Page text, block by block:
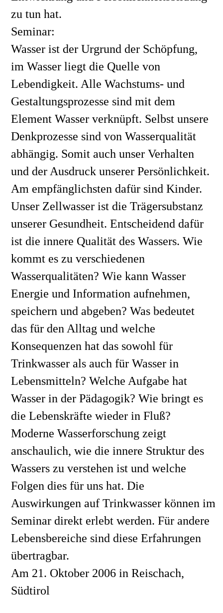
zu tun hat.
Seminar:
Wasser ist der Urgrund der Schöpfung,
im Wasser liegt die Quelle von
Lebendigkeit. Alle Wachstums- und
Gestaltungsprozesse sind mit dem
Element Wasser verknüpft. Selbst unsere
Denkprozesse sind von Wasserqualität
abhängig. Somit auch unser Verhalten
und der Ausdruck unserer Persönlichkeit.
Am empfänglichsten dafür sind Kinder.
Unser Zellwasser ist die Trägersubstanz
unserer Gesundheit. Entscheidend dafür
ist die innere Qualität des Wassers. Wie
kommt es zu verschiedenen
Wasserqualitäten? Wie kann Wasser
Energie und Information aufnehmen,
speichern und abgeben? Was bedeutet
das für den Alltag und welche
Konsequenzen hat das sowohl für
Trinkwasser als auch für Wasser in
Lebensmitteln? Welche Aufgabe hat
Wasser in der Pädagogik? Wie bringt es
die Lebenskräfte wieder in Fluß?
Moderne Wasserforschung zeigt
anschaulich, wie die innere Struktur des
Wassers zu verstehen ist und welche
Folgen dies für uns hat. Die
Auswirkungen auf Trinkwasser können im
Seminar direkt erlebt werden. Für andere
Lebensbereiche sind diese Erfahrungen
übertragbar.
Am 21. Oktober 2006 in Reischach,
Südtirol